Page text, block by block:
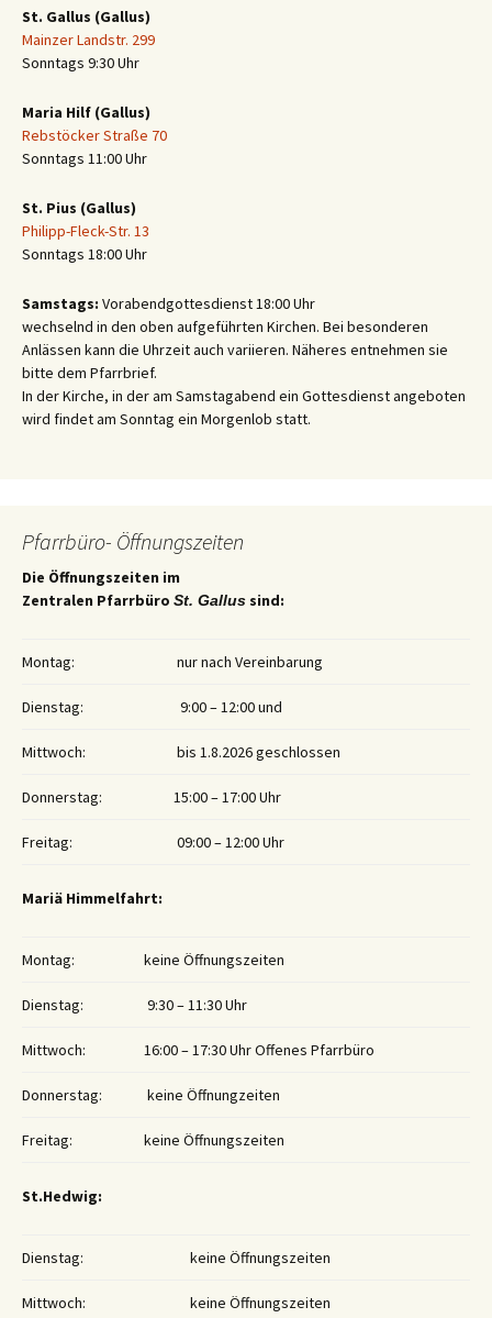
St. Gallus (Gallus)
Mainzer Landstr. 299
Sonntags 9:30 Uhr
Maria Hilf (Gallus)
Rebstöcker Straße 70
Sonntags 11:00 Uhr
St. Pius (Gallus)
Philipp-Fleck-Str. 13
Sonntags 18:00 Uhr
Samstags: Vorabendgottesdienst 18:00 Uhr
wechselnd in den oben aufgeführten Kirchen. Bei besonderen
Anlässen kann die Uhrzeit auch variieren. Näheres entnehmen sie
bitte dem Pfarrbrief.
In der Kirche, in der am Samstagabend ein Gottesdienst angeboten
wird findet am Sonntag ein Morgenlob statt.
Pfarrbüro- Öffnungszeiten
Die Öffnungszeiten im
Zentralen Pfarrbüro St. Gallus sind:
Montag: nur nach Vereinbarung
Dienstag: 9:00 – 12:00 und
Mittwoch: bis 1.8.2026 geschlossen
Donnerstag: 15:00 – 17:00 Uhr
Freitag: 09:00 – 12:00 Uhr
Mariä Himmelfahrt:
Montag: keine Öffnungszeiten
Dienstag: 9:30 – 11:30 Uhr
Mittwoch: 16:00 – 17:30 Uhr Offenes Pfarrbüro
Donnerstag: keine Öffnungzeiten
Freitag: keine Öffnungszeiten
St.Hedwig:
Dienstag: keine Öffnungszeiten
Mittwoch: keine Öffnungszeiten